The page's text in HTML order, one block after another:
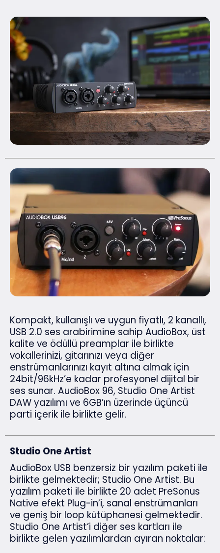
Kompakt, kullanışlı ve uygun fiyatlı, 2 kanallı,
USB 2.0 ses arabirimine sahip AudioBox, üst
kalite ve ödüllü preamplar ile birlikte
vokallerinizi, gitarınızı veya diğer
enstrümanlarınızı kayıt altına almak için
24bit/96kHz’e kadar profesyonel dijital bir
ses sunar. AudioBox 96, Studio One Artist
DAW yazılımı ve 6GB’ın üzerinde üçüncü
parti içerik ile birlikte gelir.
Studio One Artist
AudioBox USB benzersiz bir yazılım paketi ile
birlikte gelmektedir; Studio One Artist. Bu
yazılım paketi ile birlikte 20 adet PreSonus
Native efekt Plug-in’i, sanal enstrümanları
ve geniş bir loop kütüphanesi gelmektedir.
Studio One Artist’i diğer ses kartları ile
birlikte gelen yazılımlardan ayıran noktalar: